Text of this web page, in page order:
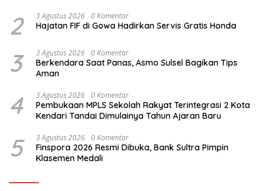
2 3 Agustus 2026 0 Komentar
Hajatan FIF di Gowa Hadirkan Servis Gratis Honda
3 3 Agustus 2026 0 Komentar
Berkendara Saat Panas, Asmo Sulsel Bagikan Tips
Aman
4 3 Agustus 2026 0 Komentar
Pembukaan MPLS Sekolah Rakyat Terintegrasi 2 Kota
Kendari Tandai Dimulainya Tahun Ajaran Baru
5 3 Agustus 2026 0 Komentar
Finspora 2026 Resmi Dibuka, Bank Sultra Pimpin
Klasemen Medali